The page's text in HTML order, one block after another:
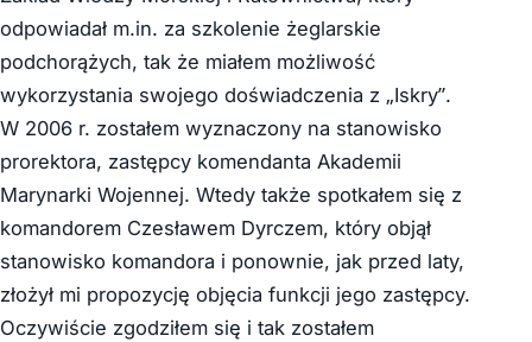
odpowiadał m.in. za szkolenie żeglarskie
podchorążych, tak że miałem możliwość
wykorzystania swojego doświadczenia z „Iskry”.
W 2006 r. zostałem wyznaczony na stanowisko
prorektora, zastępcy komendanta Akademii
Marynarki Wojennej. Wtedy także spotkałem się z
komandorem Czesławem Dyrczem, który objął
stanowisko komandora i ponownie, jak przed laty,
złożył mi propozycję objęcia funkcji jego zastępcy.
Oczywiście zgodziłem się i tak zostałem